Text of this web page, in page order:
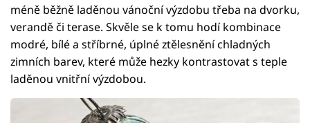
méně běžně laděnou vánoční výzdobu třeba na dvorku,
verandě či terase. Skvěle se k tomu hodí kombinace
modré, bílé a stříbrné, úplné ztělesnění chladných
zimních barev, které může hezky kontrastovat s teple
laděnou vnitřní výzdobou.